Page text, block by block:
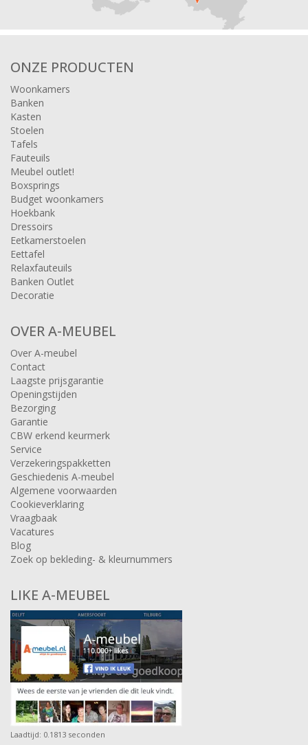
ONZE PRODUCTEN
Woonkamers
Banken
Kasten
Stoelen
Tafels
Fauteuils
Meubel outlet!
Boxsprings
Budget woonkamers
Hoekbank
Dressoirs
Eetkamerstoelen
Eettafel
Relaxfauteuils
Banken Outlet
Decoratie
OVER A-MEUBEL
Over A-meubel
Contact
Laagste prijsgarantie
Openingstijden
Bezorging
Garantie
CBW erkend keurmerk
Service
Verzekeringspakketten
Geschiedenis A-meubel
Algemene voorwaarden
Cookieverklaring
Vraagbaak
Vacatures
Blog
Zoek op bekleding- & kleurnummers
LIKE A-MEUBEL
Laadtijd: 0.1813 seconden